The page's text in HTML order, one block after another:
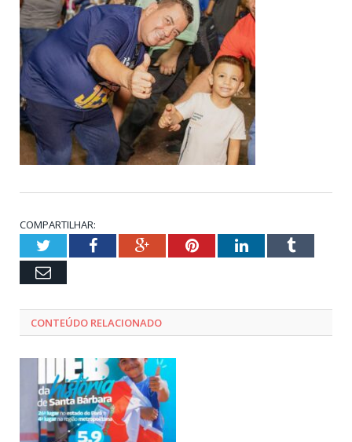
COMPARTILHAR:
TwitterFacebookGoogle+PinterestLinkedInTumblr
Email
CONTEÚDO RELACIONADO